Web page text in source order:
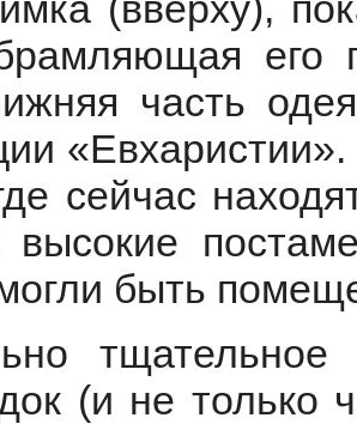
(вверху),
его
часть
сейчас
высокие
быть
тщательное
(и не только